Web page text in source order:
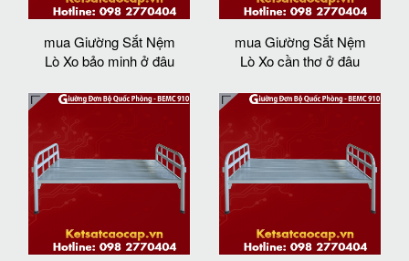
mua Giường Sắt Nệm
Lò Xo bảo minh ở đâu
mua Giường Sắt Nệm
Lò Xo cần thơ ở đâu